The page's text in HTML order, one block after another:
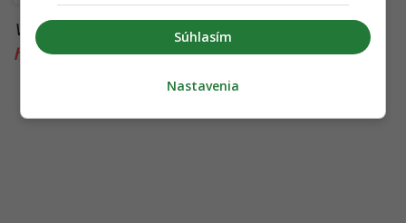
Viac k téme: bankovka,bankovky hobby
hodnota,zberateľstvo
Súhlasím
Nastavenia